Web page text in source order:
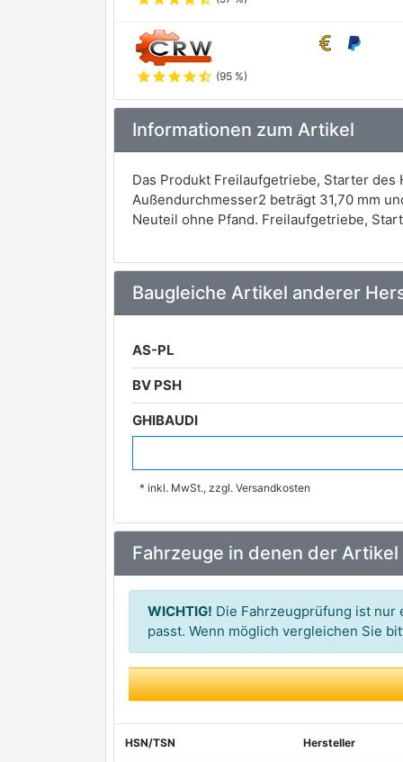
starstarstarstarstar_half (95 %)
Informationen zum Artikel
Das Produkt Freilaufgetriebe, Starter des
Außendurchmesser2 beträgt 31,70 mm
Neuteil ohne Pfand. Freilaufgetriebe,
Baugleiche Artikel anderer
AS-PL
BV PSH
GHIBAUDI
WAI
* inkl. MwSt., zzgl. Versandkosten
Fahrzeuge in denen der
WICHTIG! Die Fahrzeugprüfung ist nur
passt. Wenn möglich vergleichen Sie
HSN/TSN Hersteller